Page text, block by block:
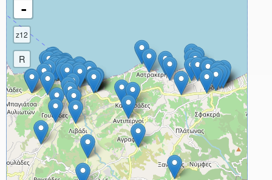
-
z12
R